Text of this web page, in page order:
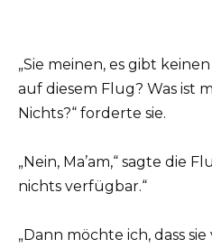
„Sie meinen, es gibt
auf diesem Flug? Was ist
Nichts?“ forderte sie.
„Nein, Ma’am,“ sagte die
nichts verfügbar.“
„Dann möchte ich, dass